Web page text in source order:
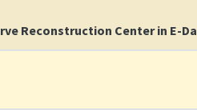
Reconstruction Center in E-